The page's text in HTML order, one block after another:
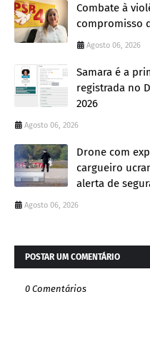
Combate à
compromisso
Agosto 06, 2026
Samara é a
registrada no
2026
Agosto 06, 2026
Drone com
cargueiro
alerta de
Agosto 06, 2026
POSTAR UM COMENTÁRIO
0 Comentários